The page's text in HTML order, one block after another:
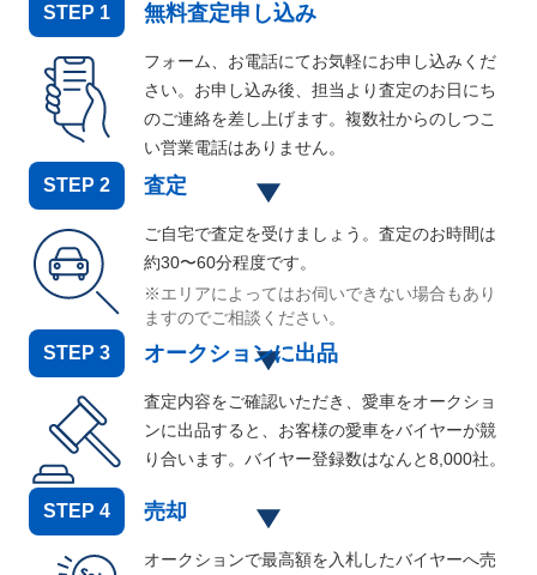
STEP 1 無料査定申し込み
フォーム、お電話にてお気軽にお申し込みくだ
さい。お申し込み後、担当より査定のお日にち
のご連絡を差し上げます。複数社からのしつこ
い営業電話はありません。
STEP 2 査定
ご自宅で査定を受けましょう。査定のお時間は
約30〜60分程度です。
※エリアによってはお伺いできない場合もあり
ますのでご相談ください。
STEP 3 オークションに出品
査定内容をご確認いただき、愛車をオークショ
ンに出品すると、お客様の愛車をバイヤーが競
り合います。バイヤー登録数はなんと8,000社。
STEP 4 売却
オークションで最高額を入札したバイヤーへ売